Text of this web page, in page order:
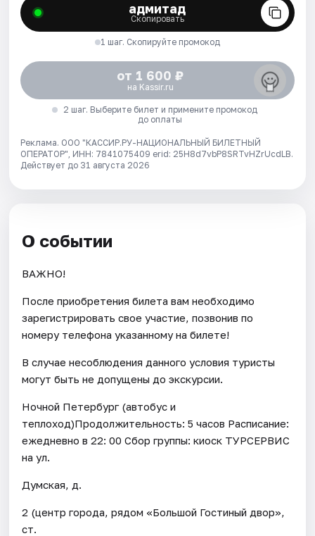
адмитад
Скопировать
1 шаг. Скопируйте промокод
от 1 600 ₽
на Kassir.ru
2 шаг. Выберите билет и примените промокод
до оплаты
Реклама. ООО "КАССИР.РУ-НАЦИОНАЛЬНЫЙ БИЛЕТНЫЙ
ОПЕРАТОР", ИНН: 7841075409 erid: 25H8d7vbP8SRTvHZrUcdLB.
Действует до 31 августа 2026
О событии
ВАЖНО!
После приобретения билета вам необходимо
зарегистрировать свое участие, позвонив по
номеру телефона указанному на билете!
В случае несоблюдения данного условия туристы
могут быть не допущены до экскурсии.
Ночной Петербург (автобус и
теплоход)Продолжительность: 5 часов Расписание:
ежедневно в 22: 00 Сбор группы: киоск ТУРСЕРВИС
на ул.
Думская, д.
2 (центр города, рядом «Большой Гостиный двор»,
ст.